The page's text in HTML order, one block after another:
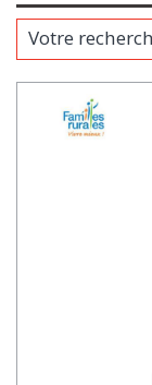
Votre recherche